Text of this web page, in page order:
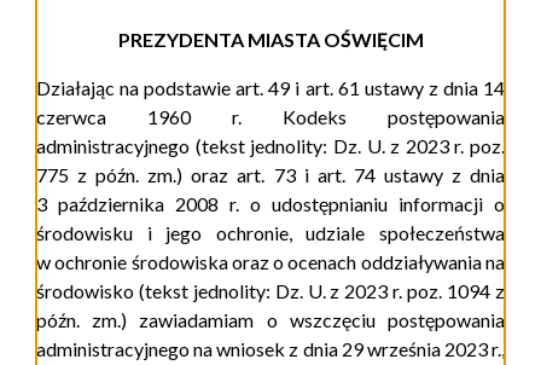
PREZYDENTA MIASTA OŚWIĘCIM
Działając na podstawieart.49 i art. 61 ustawy z dnia 14
czerwca 1960 r. Kodeks postępowania
administracyjnego (tekst jednolity: Dz. U. z 2023 r. poz.
775 z późn. zm.) orazart. 73 i art. 74 ustawy z dnia
3 października 2008 r. o udostępnianiu informacji o
środowisku i jego ochronie, udziale społeczeństwa
w ochronie środowiska oraz o ocenach oddziaływania na
środowisko (tekst jednolity: Dz. U. z 2023 r. poz. 1094 z
późn. zm.) zawiadamiam o wszczęciu postępowania
administracyjnego na wniosek z dnia 29 września 2023 r.,